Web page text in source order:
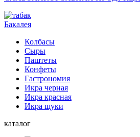
Бакалея
Колбасы
Сыры
Паштеты
Конфеты
Гастрономия
Икра черная
Икра красная
Икра щуки
каталог